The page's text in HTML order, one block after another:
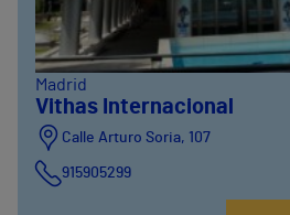
Madrid
Vithas Internacional
Calle Arturo Soria, 107
915905299